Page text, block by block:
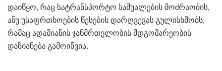
დაიწყო, რაც სატრანსპორტო საშუალების მოძრაობის,
ანუ უსაფრთხოების წესების დარღვევას გულისხმობს,
რამაც ადამიანის ჯანმრთელობის მდგომარეობის
დაზიანება გამოიწვია.